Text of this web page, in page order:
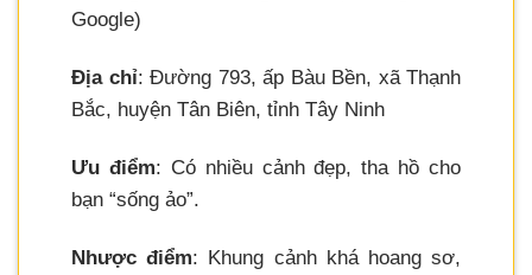
Google)
Địa chỉ: Đường 793, ấp Bàu Bền, xã Thạnh
Bắc, huyện Tân Biên, tỉnh Tây Ninh
Ưu điểm: Có nhiều cảnh đẹp, tha hồ cho
bạn “sống ảo”.
Nhược điểm: Khung cảnh khá hoang sơ,